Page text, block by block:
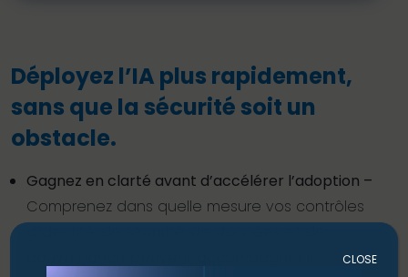
Déployez l’IA plus rapidement,
sans que la sécurité soit un
obstacle.
Gagnez en clarté avant d’accélérer l’adoption –
Comprenez dans quelle mesure vos contrôles
CLOSE